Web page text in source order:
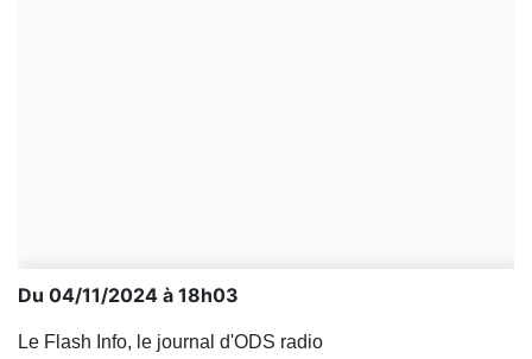
Du 04/11/2024 à 18h03
Le Flash Info, le journal d'ODS radio